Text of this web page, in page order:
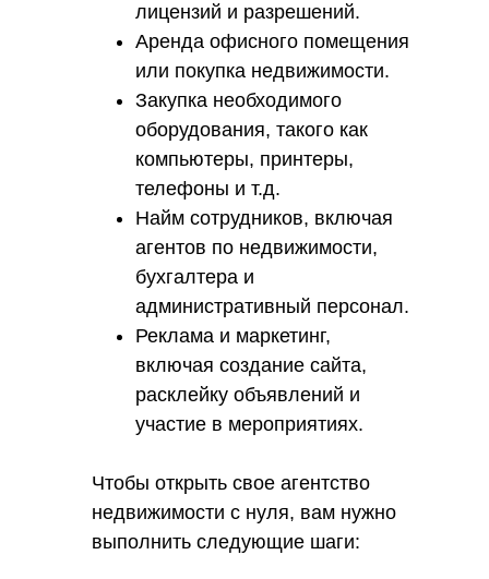
лицензий и разрешений.
Аренда офисного помещения
или покупка недвижимости.
Закупка необходимого
оборудования, такого как
компьютеры, принтеры,
телефоны и т.д.
Найм сотрудников, включая
агентов по недвижимости,
бухгалтера и
административный персонал.
Реклама и маркетинг,
включая создание сайта,
расклейку объявлений и
участие в мероприятиях.
Чтобы открыть свое агентство
недвижимости с нуля, вам нужно
выполнить следующие шаги: